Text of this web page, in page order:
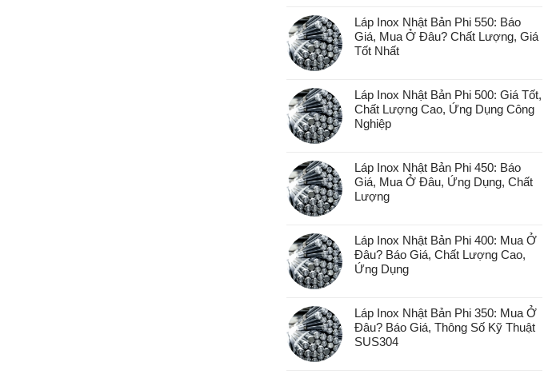
Láp Inox Nhật Bản Phi 550: Báo
Giá, Mua Ở Đâu? Chất Lượng, Giá
Tốt Nhất
Láp Inox Nhật Bản Phi 500: Giá Tốt,
Chất Lượng Cao, Ứng Dụng Công
Nghiệp
Láp Inox Nhật Bản Phi 450: Báo
Giá, Mua Ở Đâu, Ứng Dụng, Chất
Lượng
Láp Inox Nhật Bản Phi 400: Mua Ở
Đâu? Báo Giá, Chất Lượng Cao,
Ứng Dụng
Láp Inox Nhật Bản Phi 350: Mua Ở
Đâu? Báo Giá, Thông Số Kỹ Thuật
SUS304